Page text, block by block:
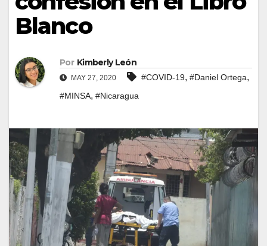
Blanco
Por Kimberly León
MAY 27, 2020 #COVID-19, #Daniel Ortega,
#MINSA, #Nicaragua